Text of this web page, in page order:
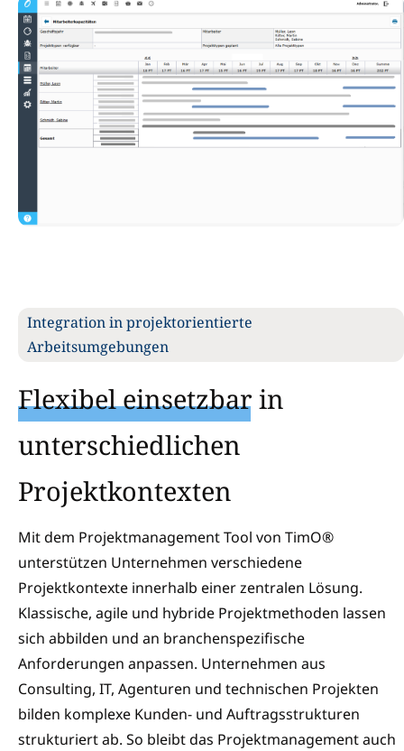
Integration in projektorientierte
Arbeitsumgebungen
Flexibel einsetzbar in
unterschiedlichen
Projektkontexten
Mit dem Projektmanagement Tool von TimO®
unterstützen Unternehmen verschiedene
Projektkontexte innerhalb einer zentralen Lösung.
Klassische, agile und hybride Projektmethoden lassen
sich abbilden und an branchenspezifische
Anforderungen anpassen. Unternehmen aus
Consulting, IT, Agenturen und technischen Projekten
bilden komplexe Kunden- und Auftragsstrukturen
strukturiert ab. So bleibt das Projektmanagement auch